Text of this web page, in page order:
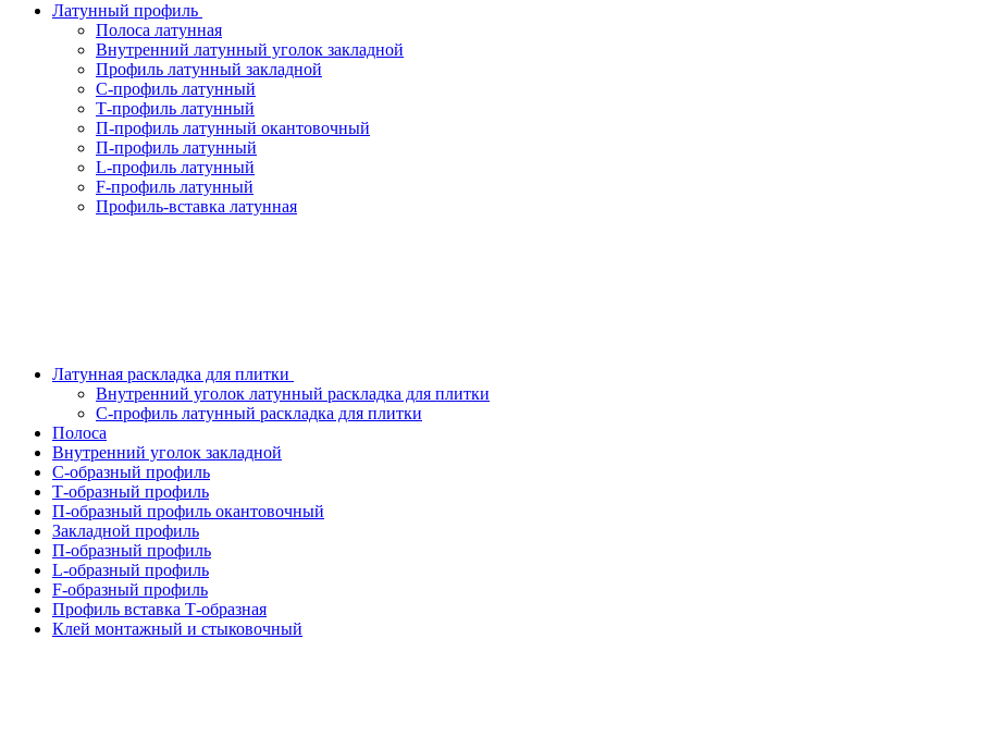
Латунный профиль
Полоса латунная
Внутренний латунный уголок закладной
Профиль латунный закладной
С-профиль латунный
Т-профиль латунный
П-профиль латунный окантовочный
П-профиль латунный
L-профиль латунный
F-профиль латунный
Профиль-вставка латунная
Латунная раскладка для плитки
Внутренний уголок латунный раскладка для плитки
С-профиль латунный раскладка для плитки
Полоса
Внутренний уголок закладной
С-образный профиль
Т-образный профиль
П-образный профиль окантовочный
Закладной профиль
П-образный профиль
L-образный профиль
F-образный профиль
Профиль вставка Т-образная
Клей монтажный и стыковочный